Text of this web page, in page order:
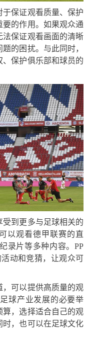
保证观看质量、保护
的作用。如果观众通
保证观看画面的清晰
的困扰。与此同时，
保护俱乐部和球员的
到更多与足球相关的
以观看德甲联赛的直
录片等多种内容。PP
动和竞猜，让观众可
可以提供高质量的观
球产业发展的必要举
，选择适合自己的观
，也可以在足球文化